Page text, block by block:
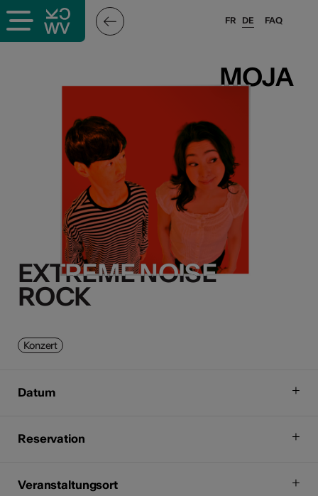
FAQ
FR DE
MOJA
EXTREME NOISE
ROCK
MOJA
EXTREME NOISE
ROCK
Konzert
Datum
Reservation
Veranstaltungsort